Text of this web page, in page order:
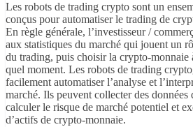
Les robots de trading crypto sont un
conçus pour automatiser le trading de
En règle générale, l’investisseur /
aux statistiques du marché qui jouent un
du trading, puis choisir la crypto-monnaie
quel moment. Les robots de trading
facilement automatiser l’analyse et
marché. Ils peuvent collecter des données
calculer le risque de marché potentiel et
d’actifs de crypto-monnaie.